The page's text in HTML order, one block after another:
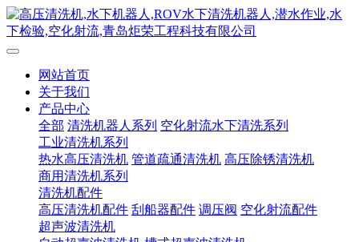
网站首页
关于我们
产品中心
全部 清洗机器人系列 空化射流水下清洗系列
工业清洗机系列
热水高压清洗机 管道疏通清洗机 高压除锈清洗机
商用清洗机系列
清洗机配件
高压清洗机配件 刮船器配件 调压阀 空化射流配件
超声波清洗机